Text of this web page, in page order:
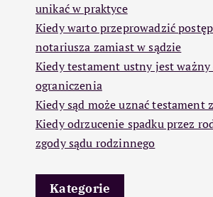
unikać w praktyce
Kiedy warto przeprowadzić
notariusza zamiast w sądzie
Kiedy testament ustny jest
ograniczenia
Kiedy sąd może uznać testament
Kiedy odrzucenie spadku przez
zgody sądu rodzinnego
Kategorie